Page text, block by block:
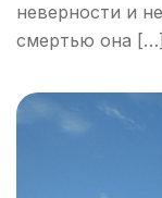
неверности и
смертью она […]